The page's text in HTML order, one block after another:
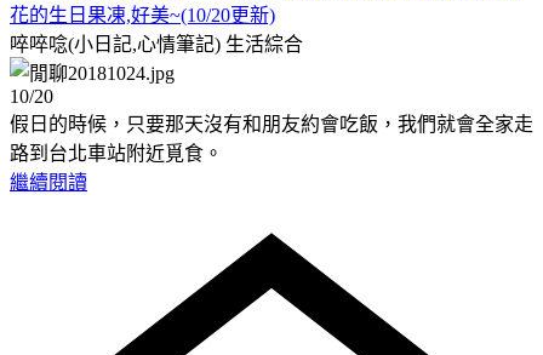
花的生日果凍,好美~(10/20更新)
啐啐唸(小日記,心情筆記) 生活綜合
10/20
假日的時候，只要那天沒有和朋友約會吃飯，我們就會全家走
路到台北車站附近覓食。
繼續閱讀